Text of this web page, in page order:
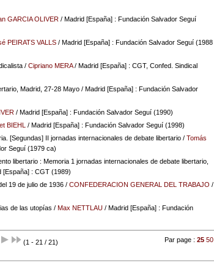
GARCIA OLIVER/ Madrid [España] : Fundación Salvador Seguí
PEIRATS VALLS/ Madrid [España] : Fundación Salvador Seguí (1988
/ Cipriano MERA/ Madrid [España] : CGT, Confed. Sindical
Madrid, 27-28 Mayo/ Madrid [España] : Fundación Salvador
/ Madrid [España] : Fundación Salvador Seguí (1990)
BIEHL / Madrid [España] : Fundación Salvador Seguí (1998)
[Segundas] II jornadas internacionales de debate libertario/ Tomás
Seguí (1979 ca)
libertario : Memoria 1 jornadas internacionales de debate libertario,
[España] : CGT (1989)
19 de julio de 1936/ CONFEDERACION GENERAL DEL TRABAJO /
de las utopías / Max NETTLAU/ Madrid [España] : Fundación
(1 - 21 / 21) Par page :25 50